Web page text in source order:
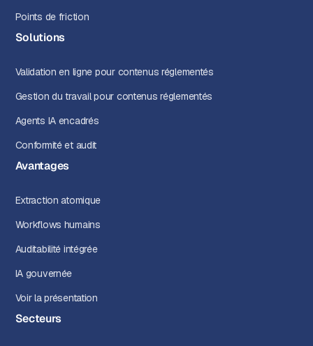
Points de friction
Solutions
Validation en ligne pour contenus réglementés
Gestion du travail pour contenus réglementés
Agents IA encadrés
Conformité et audit
Avantages
Extraction atomique
Workflows humains
Auditabilité intégrée
IA gouvernée
Voir la présentation
Secteurs